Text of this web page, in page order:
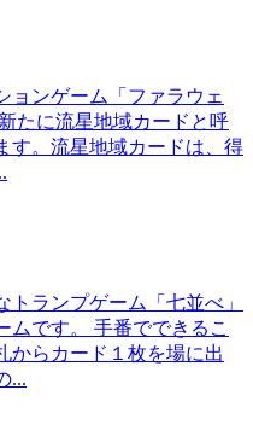
ョンゲーム「ファラウェ
たに流星地域カードと呼
す。流星地域カードは、得
ランプゲーム「七並べ」
ムです。 手番でできるこ
からカード１枚を場に出
...